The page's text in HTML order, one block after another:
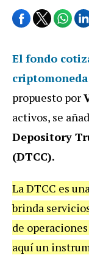
El fondo
propuesto por
activos, se
Depository
(DTCC).
La DTCC es
brinda
de
aquí un